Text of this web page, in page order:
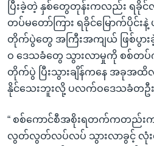
ပြီးခဲ့တဲ့ နှစ်တွေတုန်းကလည်း ရခို
တပ်မတော်ကြား ရခိုင်မြောက်ပိုင်
တိုက်ပွဲတွေ အကြီးအကျယ် ဖြစ်ပွာ
ဝ ဒေသခံတွေ သွားလာမှုကို စစ်တ
တိုက်ပွဲ ပြီးသွားချိန်ကနေ အခုအ
နိုင်သေးဘူးလို့ ပလက်ဝဒေသခံတဦး
“ စစ်ကောင်စီအစိုးရတက်ကတည်းက
လွတ်လွတ်လပ်လပ် သွားလာခွင့် လုံး